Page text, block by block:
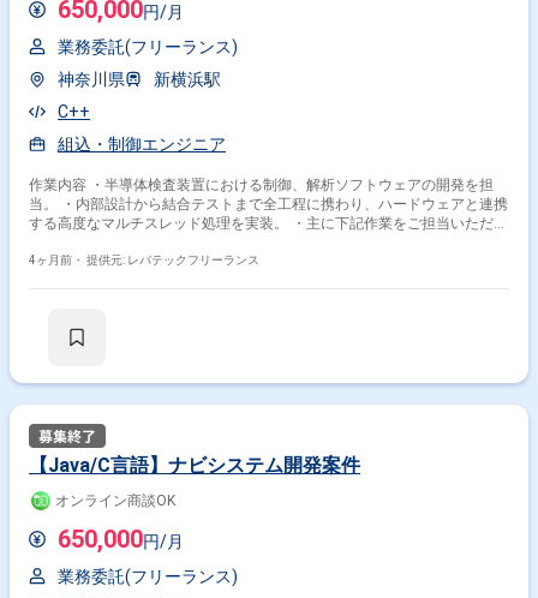
650,000円/月
業務委託(フリーランス)
神奈川県
新横浜駅
C++
組込・制御エンジニア
作業内容 ・半導体検査装置における制御、解析ソフトウェアの開発を担
当。 ・内部設計から結合テストまで全工程に携わり、ハードウェアと連携
する高度なマルチスレッド処理を実装。 ・主に下記作業をご担当いただき
ラミング -Qtフレームワークを利用したUI、GUI開発 -マルチスレッド
4ヶ月前・ 提供元: レバテックフリーランス
【Java/C言語】ナビシステム開発案件
オンライン商談OK
650,000円/月
業務委託(フリーランス)